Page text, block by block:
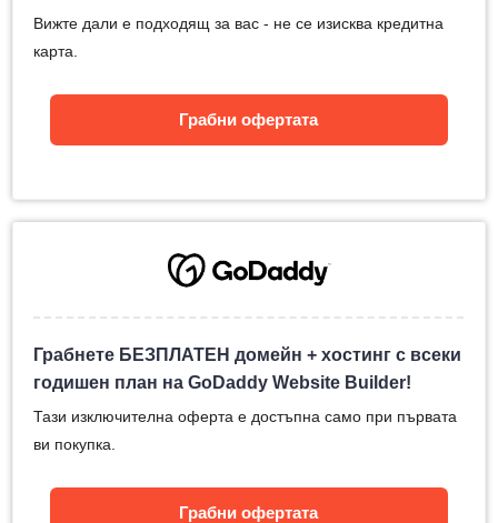
Вижте дали е подходящ за вас - не се изисква кредитна
карта.
Грабни офертата
Грабнете БЕЗПЛАТЕН домейн + хостинг с всеки
годишен план на GoDaddy Website Builder!
Тази изключителна оферта е достъпна само при първата
ви покупка.
Грабни офертата